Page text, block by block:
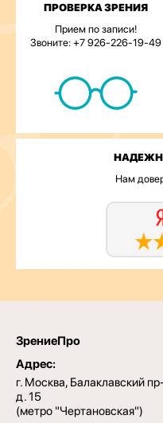
ПРОВЕРКА ЗРЕНИЯ
Прием по записи!
Звоните: +7 926-226-19-49
Нам
ЗрениеПро
Адрес:
г. Москва, Балаклавский
д. 15
(метро "Чертановская")